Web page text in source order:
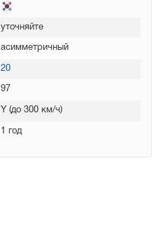
уточняйте
асимметричный
20
97
Y (до 300 км/ч)
1 год